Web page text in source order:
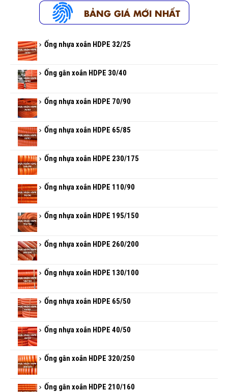
Ống nhựa xoắn HDPE 32/25
Ống gân xoắn HDPE 30/40
Ống nhựa xoắn HDPE 70/90
Ống nhựa xoắn HDPE 65/85
Ống nhựa xoắn HDPE 230/175
Ống nhựa xoắn HDPE 110/90
Ống nhựa xoắn HDPE 195/150
Ống nhựa xoắn HDPE 260/200
Ống nhựa xoắn HDPE 130/100
Ống nhựa xoắn HDPE 65/50
Ống nhựa xoắn HDPE 40/50
Ống gân xoắn HDPE 320/250
Ống gân xoắn HDPE 210/160